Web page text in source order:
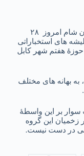
واحد های عملیاتی جبهه آزادی افغانستان شام امروز ۲۸
ملیشه های استخباراتی
حوزهٔ هفتم شهر کابل
به بهانه های مختلف
سوار بر این واسطهٔ
زخمیان این گروه
در دست نیست.